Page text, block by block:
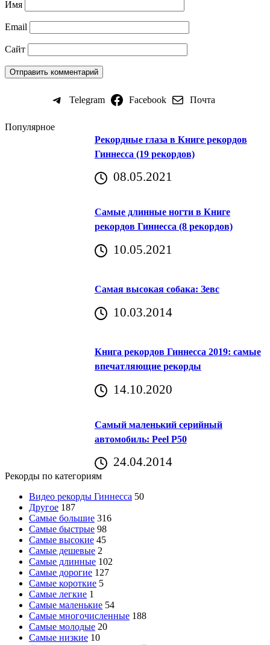
Имя
Email
Сайт
Telegram Facebook Почта
Популярное
Рекордные глаза в Книге рекордов
Гиннесса (19 рекордов)
08.05.2021
Самые длинные ногти в Книге
рекордов Гиннесса (8 рекордов)
10.05.2021
Самая высокая собака: Зевс
10.03.2014
Книга рекордов Гиннесса 2019: самые
впечатляющие рекорды
14.10.2020
Самый маленький серийный
автомобиль: Peel P50
24.04.2014
Рекорды по категориям
Видео рекорды Гиннесса 50
Другое 187
Самые большие 316
Самые быстрые 98
Самые высокие 45
Самые дешевые 2
Самые длинные 102
Самые дорогие 127
Самые короткие 5
Самые легкие 1
Самые маленькие 54
Самые многочисленные 188
Самые молодые 20
Самые низкие 10